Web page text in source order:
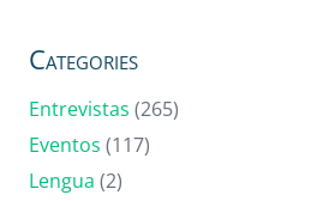
Categories
Entrevistas (265)
Eventos (117)
Lengua (2)